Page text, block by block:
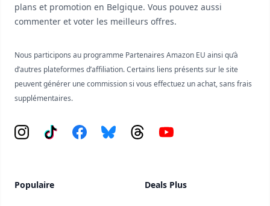
plans et promotion en Belgique. Vous pouvez aussi
commenter et voter les meilleurs offres.
Nous participons au programme Partenaires Amazon EU ainsi qu’à
d’autres plateformes d’affiliation. Certains liens présents sur le site
peuvent générer une commission si vous effectuez un achat, sans frais
supplémentaires.
Instagram
Tiktok FacebookBlueskyThreadsYouTube
Populaire Deals Plus